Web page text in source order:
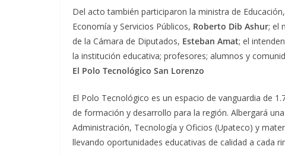
Del acto también participaron la ministra de
Economía y Servicios Públicos, Roberto Dib Ashur; el
de la Cámara de Diputados, Esteban Amat; el
la institución educativa; profesores; alumnos y
El Polo Tecnológico San Lorenzo
El Polo Tecnológico es un espacio de vanguardia de
de formación y desarrollo para la región. Albergará
Administración, Tecnología y Oficios (Upateco) y
llevando oportunidades educativas de calidad a cada